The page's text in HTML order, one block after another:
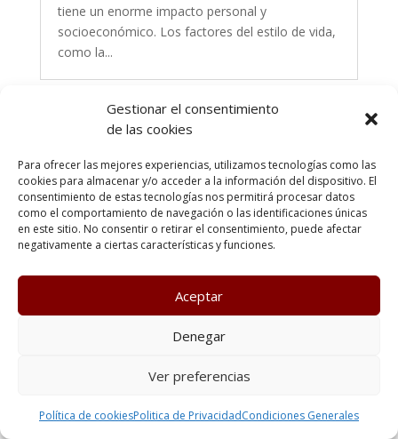
Gestionar el consentimiento
de las cookies
Para ofrecer las mejores experiencias, utilizamos tecnologías como las
cookies para almacenar y/o acceder a la información del dispositivo. El
consentimiento de estas tecnologías nos permitirá procesar datos
como el comportamiento de navegación o las identificaciones únicas
en este sitio. No consentir o retirar el consentimiento, puede afectar
negativamente a ciertas características y funciones.
Aceptar
Denegar
Ver preferencias
Política de cookiesPolitica de PrivacidadCondiciones Generales
tiene un enorme impacto personal y
socioeconómico. Los factores del estilo de vida,
como la...
Fisioterapia respiratoria pediátrica
integrada al concepto TMPI
neurodesarrollo y con técnicas craneofaciales.
Las enfermedades respiratorias en la población